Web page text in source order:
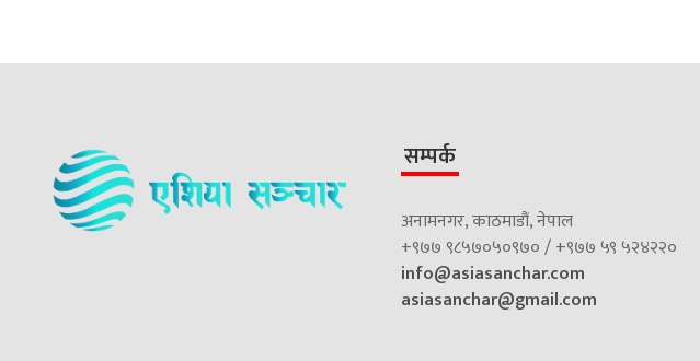
सम्पर्क
अनामनगर, काठमाडौं, नेपाल
+९७७ ९८५७०५०९७० / +९७७ ५९ ५२४२२०
info@asiasanchar.com
asiasanchar@gmail.com